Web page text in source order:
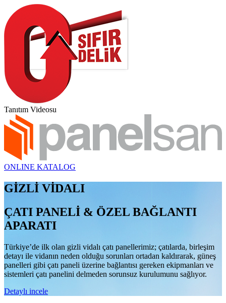
Tanıtım Videosu
ONLINE KATALOG
GİZLİ VİDALI
ÇATI PANELİ & ÖZEL BAĞLANTI
APARATI
Türkiye’de ilk olan gizli vidalı çatı panellerimiz; çatılarda, birleşim
detayı ile vidanın neden olduğu sorunları ortadan kaldırarak, güneş
panelleri gibi çatı paneli üzerine bağlantısı gereken ekipmanları ve
sistemleri çatı panelini delmeden sorunsuz kurulumunu sağlıyor.
Detaylı incele